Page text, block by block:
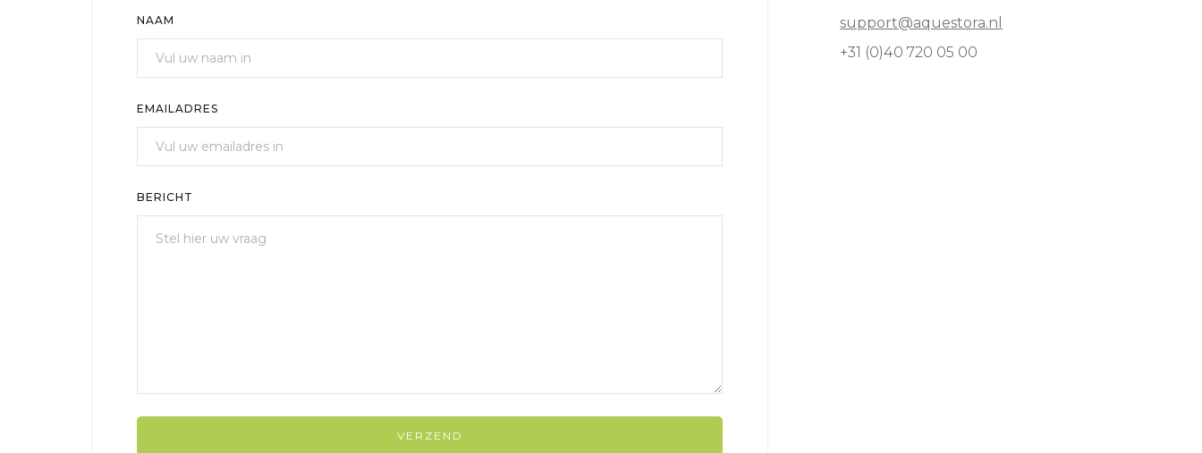
NAAM
EMAILADRES
BERICHT
support@aquestora.nl
+31 (0)40 720 05 00